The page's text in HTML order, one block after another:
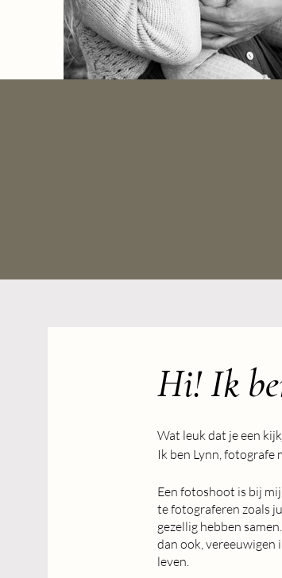
Hi! Ik
Wat leuk dat je een
Ik ben Lynn, fotografe
Milo in Hegelsom.
Gezelligheid staat bij
koffietjes die
ik het meest van.
Een fotoshoot is bij
te fotograferen zoals
gezellig hebben
dan ook, vereeuwigen
leven.